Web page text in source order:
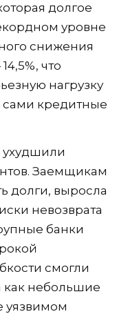
долгое
уровне
снижения
что
нагрузку
сами кредитные
Заемщикам
долги, выросла
невозврата
банки
смогли
как небольшие
уязвимом